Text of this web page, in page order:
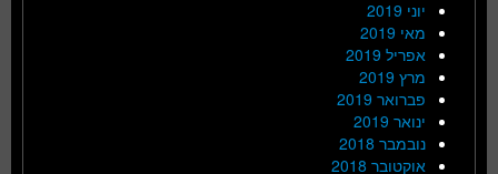
יוני 2019
מאי 2019
אפריל 2019
מרץ 2019
פברואר 2019
ינואר 2019
נובמבר 2018
אוקטובר 2018